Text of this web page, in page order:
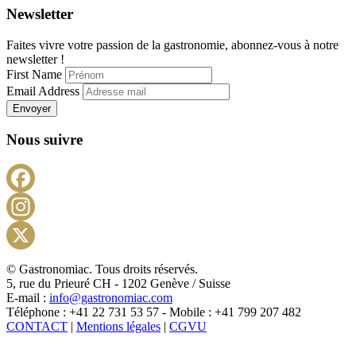
Newsletter
Faites vivre votre passion de la gastronomie, abonnez-vous à notre
newsletter !
First Name
Email Address
Envoyer
Nous suivre
X
© Gastronomiac. Tous droits réservés.
5, rue du Prieuré CH - 1202 Genève / Suisse
E-mail : info@gastronomiac.com
Téléphone : +41 22 731 53 57 - Mobile : +41 799 207 482
CONTACT | Mentions légales | CGVU